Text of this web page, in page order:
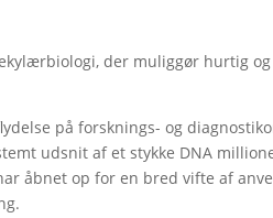
der muliggør hurtig
på forsknings- og
udsnit af et stykke DNA
åbnet op for en bred vifte af